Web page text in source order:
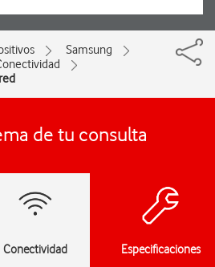
Samsung
de tu consulta
Conectividad Especificaciones